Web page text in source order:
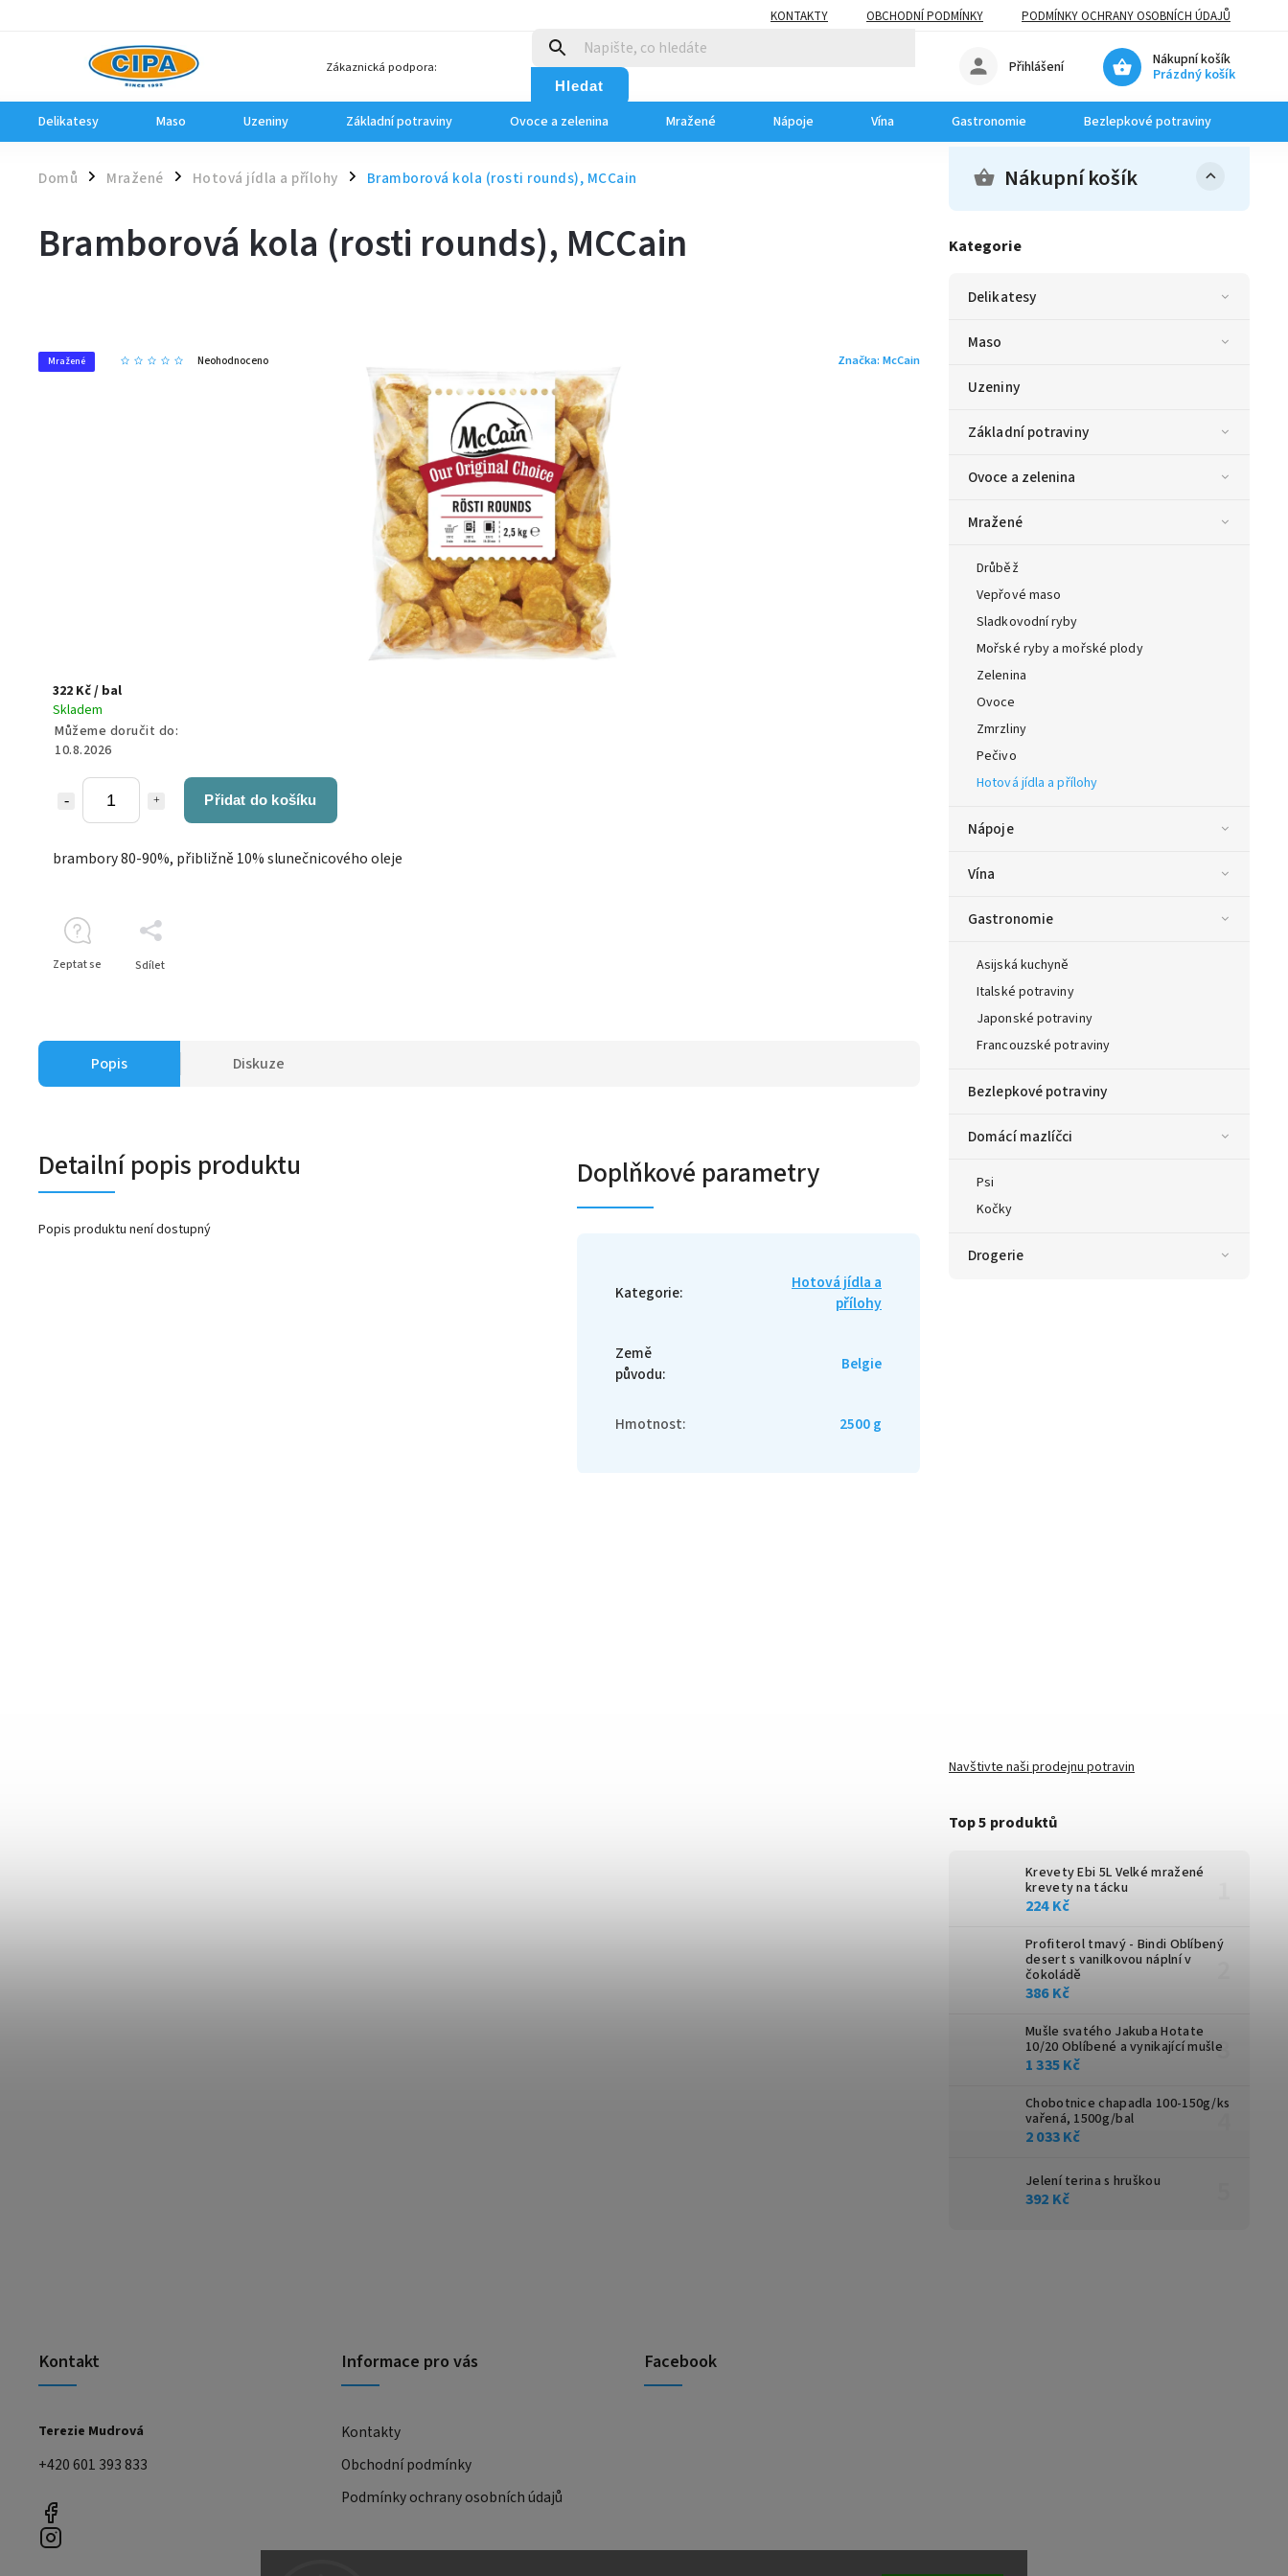
KONTAKTY OBCHODNÍ PODMÍNKY PODMÍNKY OCHRANY OSOBNÍCH ÚDAJŮ
Zákaznická podpora:
Hledat
Nákupní košík
Prázdný košík
Přihlášení
Delikatesy Maso Uzeniny Základní potraviny Ovoce a zelenina Mražené Nápoje Vína Gastronomie Bezlepkové potraviny
Domů / Mražené / Hotová jídla a přílohy / Bramborová kola (rosti rounds), MCCain Nákupní košík
Kategorie
Delikatesy
Maso
Uzeniny
Základní potraviny
Ovoce a zelenina
Mražené
Drůběž
Vepřové maso
Sladkovodní ryby
Mořské ryby a mořské plody
Zelenina
Ovoce
Zmrzliny
Pečivo
Hotová jídla a přílohy
Nápoje
Vína
Gastronomie
Asijská kuchyně
Italské potraviny
Japonské potraviny
Francouzské potraviny
Bezlepkové potraviny
Domácí mazlíčci
Psi
Kočky
Drogerie
Navštivte naši prodejnu potravin
Top 5 produktů
Krevety Ebi 5L Velké mražené
krevety na tácku
224 Kč
Profiterol tmavý - Bindi Oblíbený
desert s vanilkovou náplní v
čokoládě
386 Kč
Mušle svatého Jakuba Hotate
10/20 Oblíbené a vynikající mušle
1 335 Kč
Chobotnice chapadla 100-150g/ks
vařená, 1500g/bal
2 033 Kč
Jelení terina s hruškou
392 Kč
Bramborová kola (rosti rounds), MCCain
Mražené Neohodnoceno Značka: McCain
322 Kč/ bal
Skladem
Můžeme doručit do:
10.8.2026
Přidat do košíku
brambory 80-90%, přibližně 10% slunečnicového oleje
Zeptat se Sdílet
Popis Diskuze
Detailní popis produktu
Popis produktu není dostupný
Doplňkové parametry
Kategorie:
Hotová jídla a
přílohy
Země
původu: Belgie
Hmotnost: 2500 g
Kontakt
Terezie Mudrová
+420 601 393 833
Informace pro vás
Kontakty
Obchodní podmínky
Podmínky ochrany osobních údajů
Facebook